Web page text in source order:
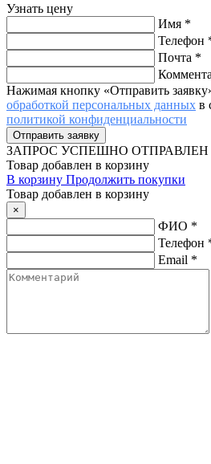
Узнать цену
Имя *
Телефон
Почта *
Нажимая кнопку «Отправить
обработкой персональных данных в
политикой конфиденциальности
ЗАПРОС УСПЕШНО ОТПРАВЛЕН
Товар добавлен в корзину
В корзину Продолжить покупки
Товар добавлен в корзину
×
ФИО *
Телефон
Email *